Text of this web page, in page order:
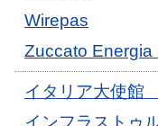
Wirepas
Zuccato Energia
イタリア大使館
インフラストゥ